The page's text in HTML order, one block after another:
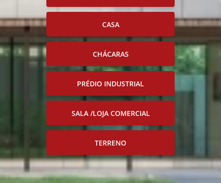
CASA
CHÁCARAS
PRÉDIO INDUSTRIAL
SALA /LOJA COMERCIAL
TERRENO